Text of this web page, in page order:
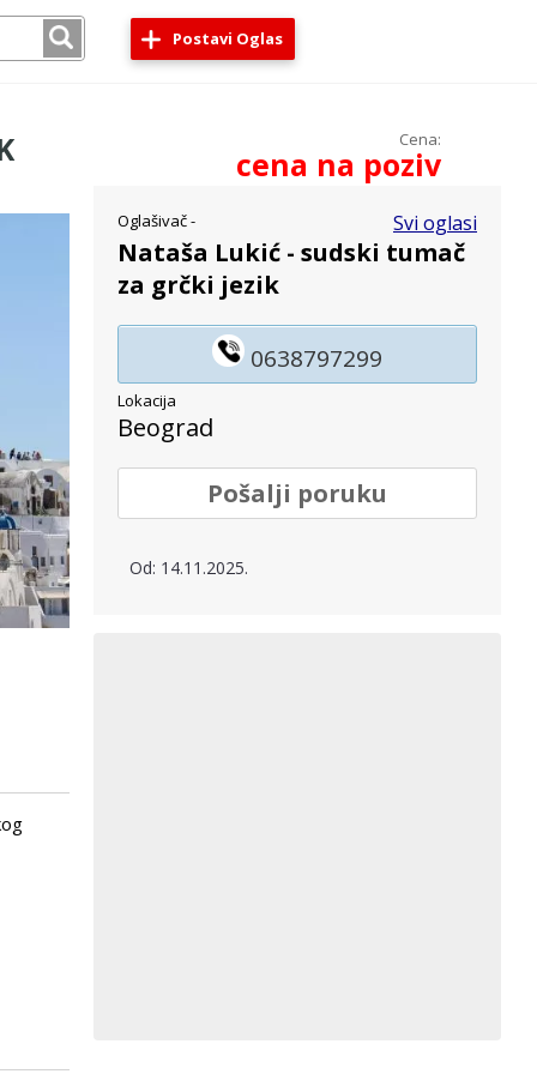
Postavi Oglas
Cena:
cena na poziv
Svi oglasi
Oglašivač -
Nataša Lukić - sudski tumač
za grčki jezik
0638797299
Lokacija
Beograd
Pošalji poruku
Od: 14.11.2025.